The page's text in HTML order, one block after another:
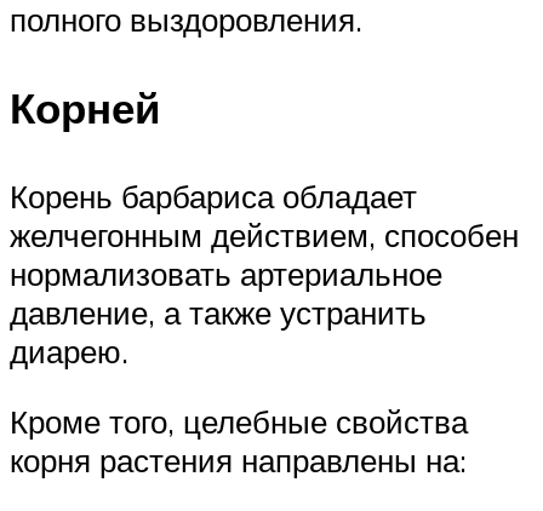
полного выздоровления.
Корней
Корень барбариса обладает
желчегонным действием, способен
нормализовать артериальное
давление, а также устранить
диарею.
Кроме того, целебные свойства
корня растения направлены на: